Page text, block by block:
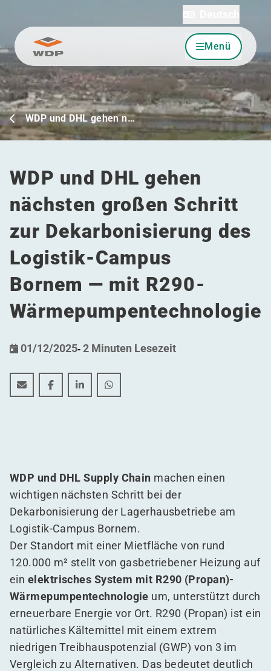
Zum Inhalt wechseln Menü
WDP und DHL gehen n…
WDP und DHL gehen
nächsten großen Schritt
zur Dekarbonisierung des
Logistik-Campus
Bornem — mit R290-
Wärmepumpentechnologie
01/12/2025-2 Minuten Lesezeit
WDP und DHL gehen nächsten großen Schritt zur
WDP und DHL gehen nächsten großen Schritt
WDP und DHL gehen nächsten großen
WDP und DHL gehen nächsten
WDP und DHL Supply Chain machen einen
wichtigen nächsten Schritt bei der
Dekarbonisierung der Lagerhausbetriebe am
Logistik-Campus Bornem.
Der Standort mit einer Mietfläche von rund
120.000 m² stellt von gasbetriebener Heizung auf
ein elektrisches System mit R290 (Propan)-
Wärmepumpentechnologie um, unterstützt durch
erneuerbare Energie vor Ort. R290 (Propan) ist ein
natürliches Kältemittel mit einem extrem
niedrigen Treibhauspotenzial (GWP) von 3 im
Vergleich zu Alternativen. Das bedeutet deutlich